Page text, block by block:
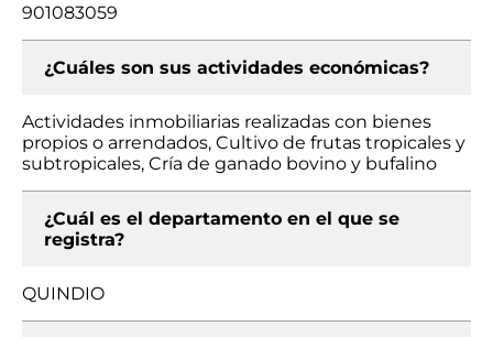
901083059
¿Cuáles son sus actividades económicas?
Actividades inmobiliarias realizadas con bienes
propios o arrendados, Cultivo de frutas tropicales y
subtropicales, Cría de ganado bovino y bufalino
¿Cuál es el departamento en el que se
registra?
QUINDIO